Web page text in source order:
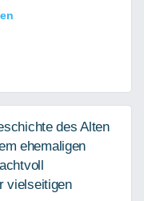
des Alten
ehemaligen
vielseitigen